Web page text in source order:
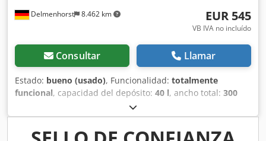
Delmenhorst 8.462 km EUR 545
VB IVA no incluído
Consultar Llamar
Estado: bueno (usado), Funcionalidad: totalmente
funcional, capacidad del depósito: 40 l, ancho total: 300
, material de la pared:
inoxidable, presión de funcionamiento:5 bar,
sobrepresión (máx.):7 bar
, Depósito de presión de acero